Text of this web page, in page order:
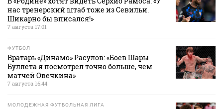
нас тренерский штаб тоже из Севильи.
Шикарно бы вписался!»
7 августа 17:01
ФУТБОЛ
Вратарь «Динамо» Расулов: «Боев Шары
Буллета я посмотрел точно больше, чем
матчей Овечкина»
7 августа 16:44
МОЛОДЕЖНАЯ ФУТБОЛЬНАЯ ЛИГА